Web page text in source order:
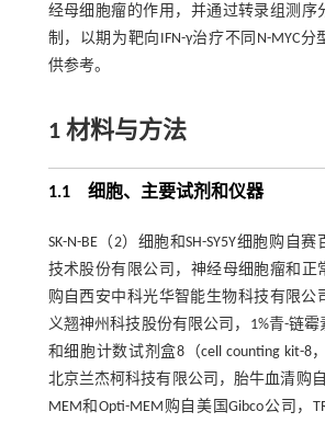
经母细胞瘤的作用，并通过转录组测序
制，以期为靶向IFN-γ治疗不同N-MYC
供参考。
1 材料与方法
1.1 细胞、主要试剂和仪器
SK-N-BE（2）细胞和SH-SY5Y细胞购自
技术股份有限公司，神经母细胞瘤和正
购自西安中科光华智能生物科技有限公
义翘神州科技股份有限公司，1%青-链
和细胞计数试剂盒8（cell counting kit-8
北京兰杰柯科技有限公司，胎牛血清购自
MEM和Opti-MEM购自美国Gibco公司，